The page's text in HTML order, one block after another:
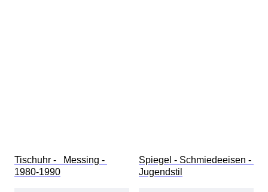
Tischuhr -   Messing -
1980-1990
Spiegel - Schmiedeeisen -
Jugendstil